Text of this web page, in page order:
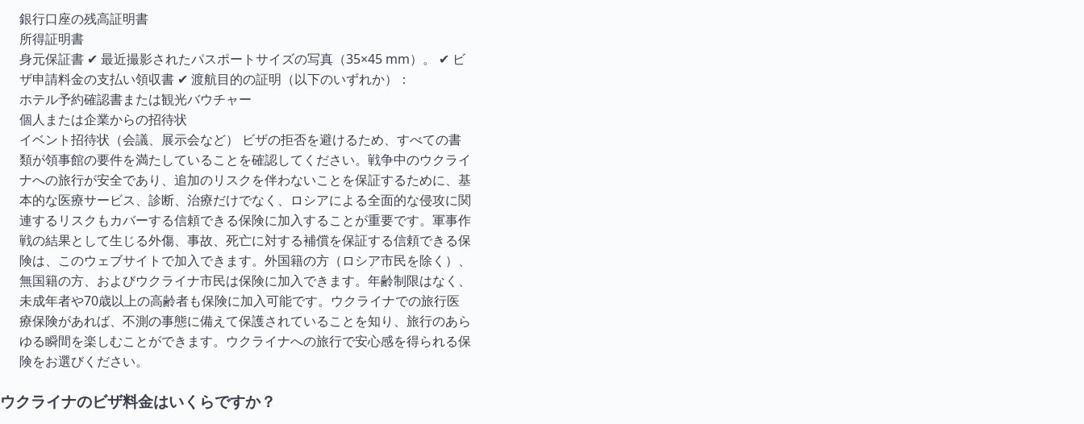
銀行口座の残高証明書
所得証明書
身元保証書 ✔ 最近撮影されたパスポートサイズの写真（35×45 mm）。 ✔ ビ
ザ申請料金の支払い領収書 ✔ 渡航目的の証明（以下のいずれか）：
ホテル予約確認書または観光バウチャー
個人または企業からの招待状
イベント招待状（会議、展示会など） ビザの拒否を避けるため、すべての書
類が領事館の要件を満たしていることを確認してください。戦争中のウクライ
ナへの旅行が安全であり、追加のリスクを伴わないことを保証するために、基
本的な医療サービス、診断、治療だけでなく、ロシアによる全面的な侵攻に関
連するリスクもカバーする信頼できる保険に加入することが重要です。軍事作
戦の結果として生じる外傷、事故、死亡に対する補償を保証する信頼できる保
険は、このウェブサイトで加入できます。外国籍の方（ロシア市民を除く）、
無国籍の方、およびウクライナ市民は保険に加入できます。年齢制限はなく、
未成年者や70歳以上の高齢者も保険に加入可能です。ウクライナでの旅行医
療保険があれば、不測の事態に備えて保護されていることを知り、旅行のあら
ゆる瞬間を楽しむことができます。ウクライナへの旅行で安心感を得られる保
険をお選びください。
ウクライナのビザ料金はいくらですか？